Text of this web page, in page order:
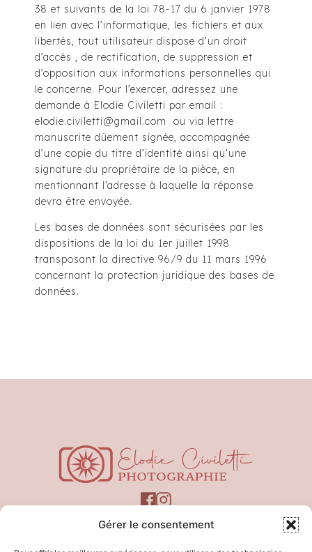
Gérer le consentement
38 et suivants de la loi 78-17 du 6 janvier 1978
en lien avec l’informatique, les fichiers et aux
libertés, tout utilisateur dispose d’un droit
d’accès , de rectification, de suppression et
d’opposition aux informations personnelles qui
le concerne. Pour l’exercer, adressez une
demande à Elodie Civiletti par email :
elodie.civiletti@gmail.com ou via lettre
manuscrite dûement signée, accompagnée
d’une copie du titre d’identité ainsi qu’une
signature du propriétaire de la pièce, en
mentionnant l’adresse à laquelle la réponse
devra être envoyée.
Les bases de données sont sécurisées par les
dispositions de la loi du 1er juillet 1998
transposant la directive 96/9 du 11 mars 1996
concernant la protection juridique des bases de
données.